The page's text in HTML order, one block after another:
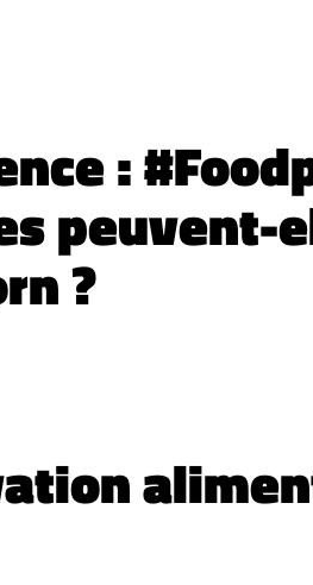
:
peuvent-
?